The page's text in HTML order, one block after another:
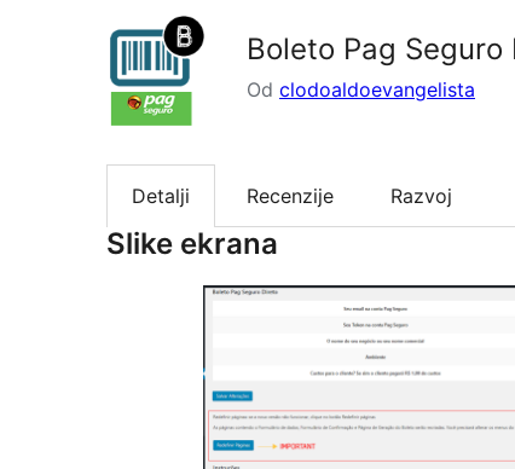
Boleto Pag Seguro
Od clodoaldoevangelista
Detalji Recenzije Razvoj
Slike ekrana